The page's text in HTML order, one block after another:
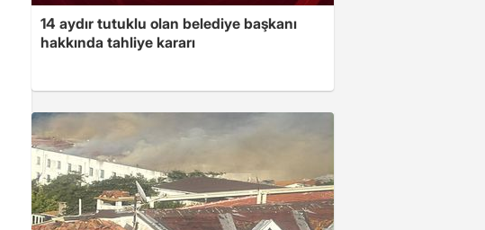
14 aydır tutuklu olan belediye başkanı
hakkında tahliye kararı